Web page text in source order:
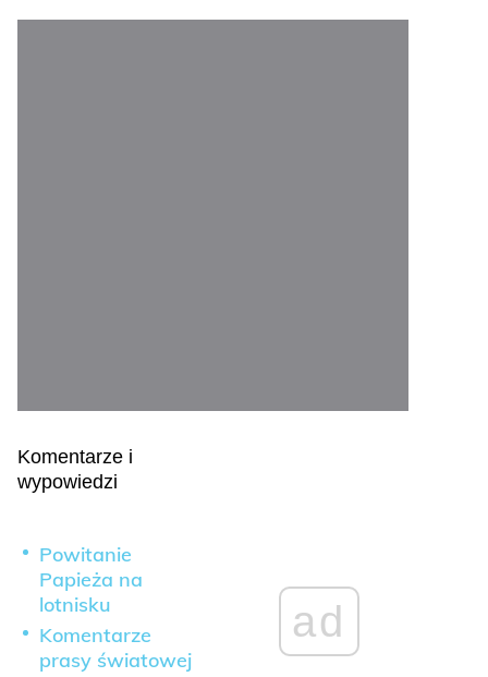
Komentarze i
wypowiedzi
Powitanie
Papieża na
lotnisku
Komentarze
prasy światowej
ad